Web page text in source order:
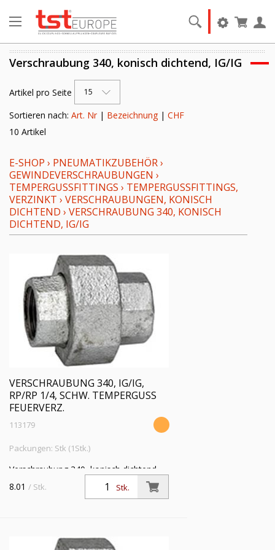
Verschraubung 340, konisch dichtend, IG/IG
Artikel pro Seite 15
Sortieren nach: Art. Nr| Bezeichnung| CHF
10 Artikel
E-SHOP › PNEUMATIKZUBEHÖR›
GEWINDEVERSCHRAUBUNGEN ›
TEMPERGUSSFITTINGS › TEMPERGUSSFITTINGS,
VERZINKT › VERSCHRAUBUNGEN, KONISCH
DICHTEND › VERSCHRAUBUNG 340, KONISCH
DICHTEND, IG/IG
VERSCHRAUBUNG 340, IG/IG,
RP/RP 1/4, SCHW. TEMPERGUSS
FEUERVERZ.
113179
Packungen: Stk (1Stk.)
Verschraubung 340, konisch dichtend,
IG/IG, Rp/Rp 1/4, Betriebstemperatur
-20 °C bis 300 °C, schwarzer
Stk.
8.01 / Stk.